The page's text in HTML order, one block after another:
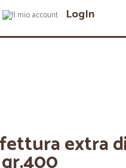
LogIn
extra